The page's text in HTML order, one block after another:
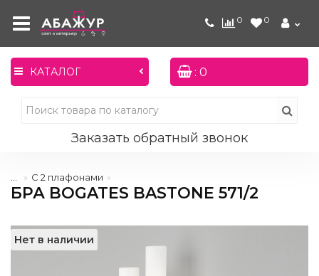
0 0
КАТАЛОГ : 0
Заказать обратный звонок
С 2 плафонами
БРА BOGATES BASTONE 571/2
Нет в наличии